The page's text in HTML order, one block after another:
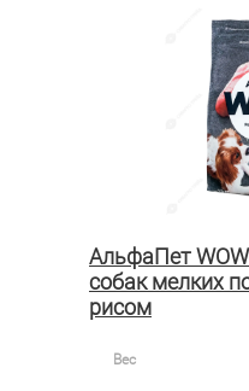
АльфаПет
собак мелких
рисом
Вес